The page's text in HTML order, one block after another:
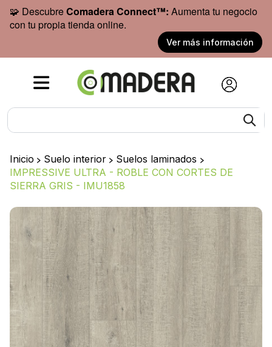
🧩 DescubreComadera Connect™: Aumenta tu negocio
con tu propia tienda online.
Ver más información
Inicio > Suelo interior > Suelos laminados >
IMPRESSIVE ULTRA - ROBLE CON CORTES DE
SIERRA GRIS - IMU1858